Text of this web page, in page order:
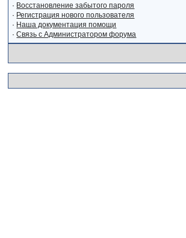
· Восстановление забытого пароля
· Регистрация нового пользователя
· Наша документация помощи
·Связь с Администратором форума